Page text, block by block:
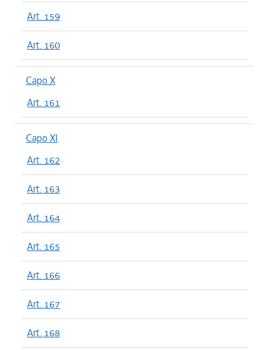
Art. 159
Art. 160
Capo X
Art. 161
Capo XI
Art. 162
Art. 163
Art. 164
Art. 165
Art. 166
Art. 167
Art. 168